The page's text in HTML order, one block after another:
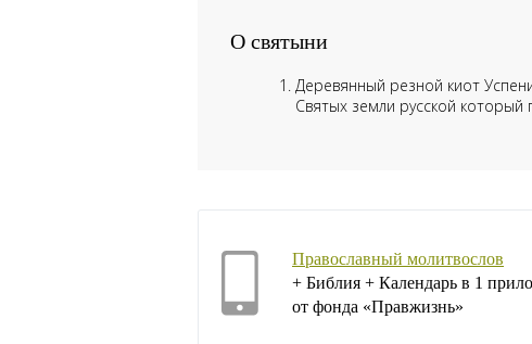
О святыни
Деревянный резной киот
Святых земли русской
Православный молитвослов
+ Библия + Календарь в 1
от фонда «Правжизнь»